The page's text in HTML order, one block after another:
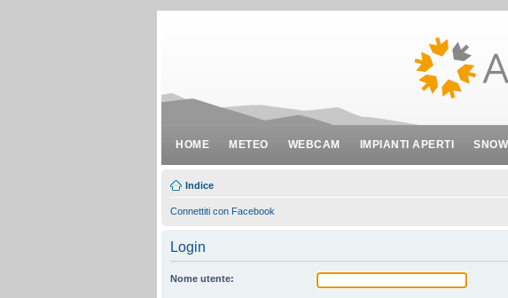
HOME METEO WEBCAM IMPIANTI APERTI
Indice
Connettiti con Facebook
Login
Nome utente: